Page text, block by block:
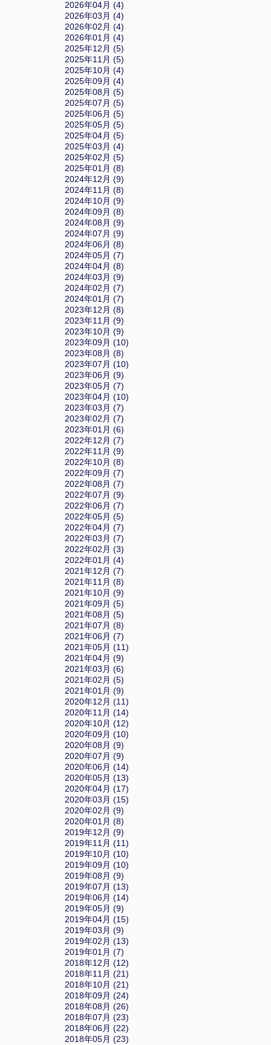
2026年04月 (4)
2026年03月 (4)
2026年02月 (4)
2026年01月 (4)
2025年12月 (5)
2025年11月 (5)
2025年10月 (4)
2025年09月 (4)
2025年08月 (5)
2025年07月 (5)
2025年06月 (5)
2025年05月 (5)
2025年04月 (5)
2025年03月 (4)
2025年02月 (5)
2025年01月 (8)
2024年12月 (9)
2024年11月 (8)
2024年10月 (9)
2024年09月 (8)
2024年08月 (9)
2024年07月 (9)
2024年06月 (8)
2024年05月 (7)
2024年04月 (8)
2024年03月 (9)
2024年02月 (7)
2024年01月 (7)
2023年12月 (8)
2023年11月 (9)
2023年10月 (9)
2023年09月 (10)
2023年08月 (8)
2023年07月 (10)
2023年06月 (9)
2023年05月 (7)
2023年04月 (10)
2023年03月 (7)
2023年02月 (7)
2023年01月 (6)
2022年12月 (7)
2022年11月 (9)
2022年10月 (8)
2022年09月 (7)
2022年08月 (7)
2022年07月 (9)
2022年06月 (7)
2022年05月 (5)
2022年04月 (7)
2022年03月 (7)
2022年02月 (3)
2022年01月 (4)
2021年12月 (7)
2021年11月 (8)
2021年10月 (9)
2021年09月 (5)
2021年08月 (5)
2021年07月 (8)
2021年06月 (7)
2021年05月 (11)
2021年04月 (9)
2021年03月 (6)
2021年02月 (5)
2021年01月 (9)
2020年12月 (11)
2020年11月 (14)
2020年10月 (12)
2020年09月 (10)
2020年08月 (9)
2020年07月 (9)
2020年06月 (14)
2020年05月 (13)
2020年04月 (17)
2020年03月 (15)
2020年02月 (9)
2020年01月 (8)
2019年12月 (9)
2019年11月 (11)
2019年10月 (10)
2019年09月 (10)
2019年08月 (9)
2019年07月 (13)
2019年06月 (14)
2019年05月 (9)
2019年04月 (15)
2019年03月 (9)
2019年02月 (13)
2019年01月 (7)
2018年12月 (12)
2018年11月 (21)
2018年10月 (21)
2018年09月 (24)
2018年08月 (26)
2018年07月 (23)
2018年06月 (22)
2018年05月 (23)